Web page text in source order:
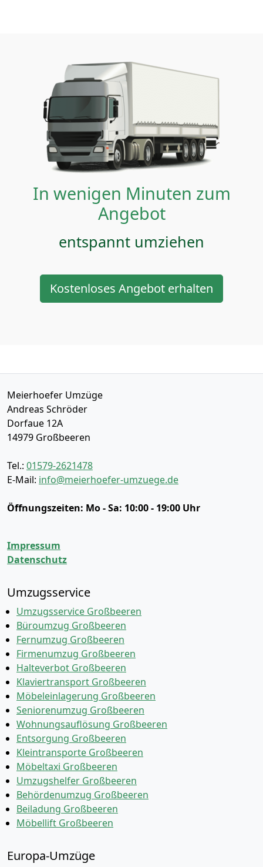
In wenigen Minuten zum
Angebot
entspannt umziehen
Kostenloses Angebot erhalten
Meierhoefer Umzüge
Andreas Schröder
Dorfaue 12A
14979 Großbeeren
Tel.: 01579-2621478
E-Mail: info@meierhoefer-umzuege.de
Öffnungszeiten: Mo - Sa: 10:00 - 19:00 Uhr
Impressum
Datenschutz
Umzugsservice
Umzugsservice Großbeeren
Büroumzug Großbeeren
Fernumzug Großbeeren
Firmenumzug Großbeeren
Halteverbot Großbeeren
Klaviertransport Großbeeren
Möbeleinlagerung Großbeeren
Seniorenumzug Großbeeren
Wohnungsauflösung Großbeeren
Entsorgung Großbeeren
Kleintransporte Großbeeren
Möbeltaxi Großbeeren
Umzugshelfer Großbeeren
Behördenumzug Großbeeren
Beiladung Großbeeren
Möbellift Großbeeren
Europa-Umzüge